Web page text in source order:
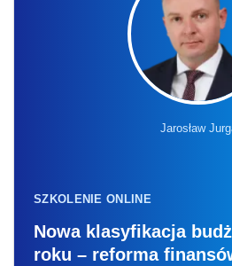
Jarosław
SZKOLENIE ONLINE
Nowa klasyfikacja
roku – reforma